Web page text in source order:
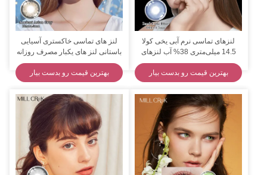
لنزهای تماسی نرم آبی یخی کولا
14.5 میلی‌متری 38% آب لنزهای
میل‌کریک
بهترین قیمت رو بدست بیار
لنز های تماسی خاکستری آسیایی
باستانی لنز های یکبار مصرف روزانه
14.5 میلی متر قطر
بهترین قیمت رو بدست بیار